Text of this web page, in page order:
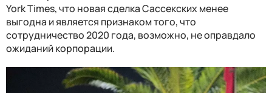
York Times, что новая сделка Сассекских менее
выгодна и является признаком того, что
сотрудничество 2020 года, возможно, не оправдало
ожиданий корпорации.